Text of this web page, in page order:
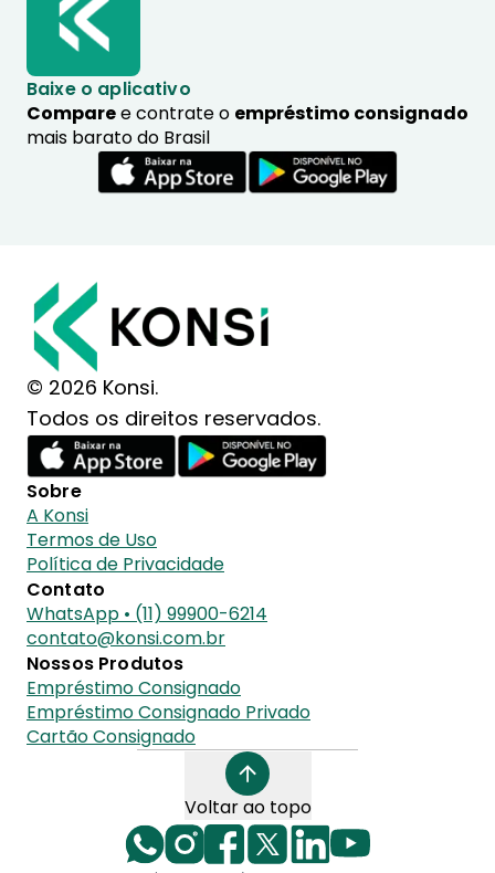
Baixe o aplicativo
Comparee contrate o empréstimo consignado
mais barato do Brasil
© 2026 Konsi.
Todos os direitos reservados.
Sobre
A Konsi
Termos de Uso
Política de Privacidade
Contato
WhatsApp • (11) 99900-6214
contato@konsi.com.br
Nossos Produtos
Empréstimo Consignado
Empréstimo Consignado Privado
Cartão Consignado
Voltar ao topo